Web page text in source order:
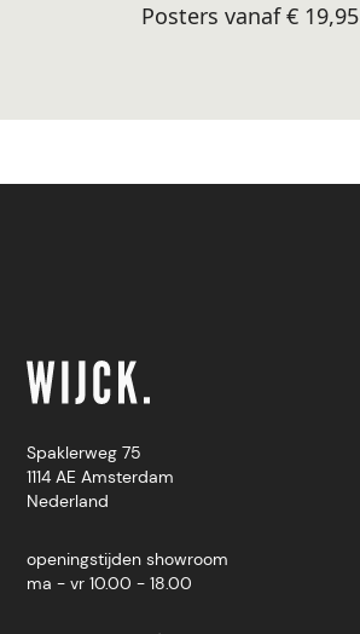
Posters vanaf € 19,95
Spaklerweg 75
1114 AE Amsterdam
Nederland
openingstijden showroom
ma - vr 10.00 - 18.00